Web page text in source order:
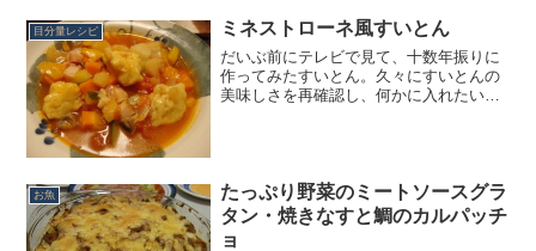
目分量レシピ ミネストローネ風すいとん
だいぶ前にテレビで見て、十数年振りに
作ってみたすいとん。久々にすいとんの
美味しさを再確認し、何かに入れたいな
お魚
たっぷり野菜のミートソースグラ
タン・焼きなすと鯛のカルパッチ
ョ